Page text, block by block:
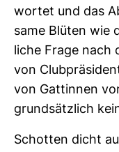
wortet und das
same Blüten
liche Frage nach
von
von Gat­tinnen
grund­sätz­lich
Schotten dicht